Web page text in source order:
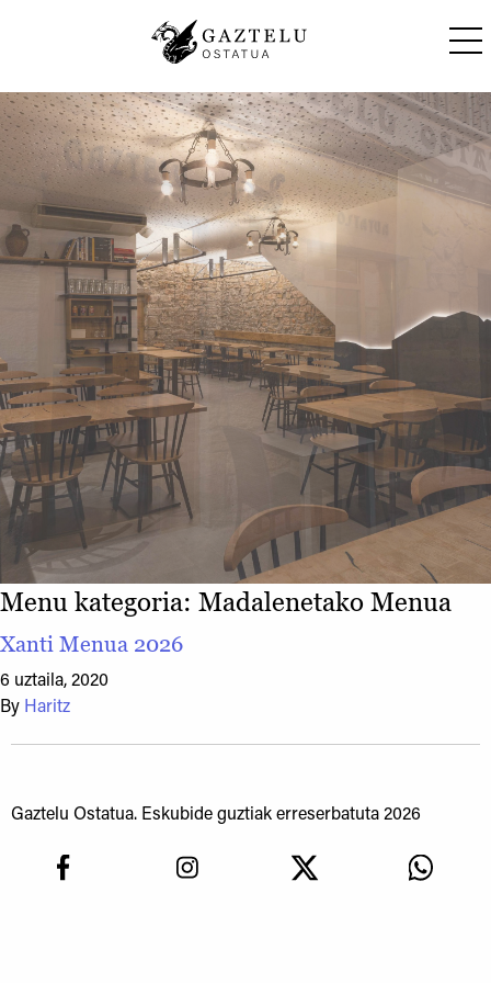
Menu kategoria: Madalenetako Menua
Xanti Menua 2026
6 uztaila, 2020
By Haritz
Gaztelu Ostatua. Eskubide guztiak erreserbatuta 2026